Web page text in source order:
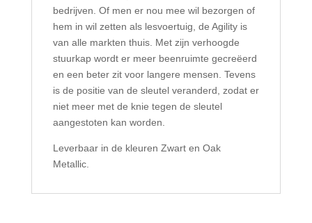
bedrijven. Of men er nou mee wil bezorgen of
hem in wil zetten als lesvoertuig, de Agility is
van alle markten thuis. Met zijn verhoogde
stuurkap wordt er meer beenruimte gecreëerd
en een beter zit voor langere mensen. Tevens
is de positie van de sleutel veranderd, zodat er
niet meer met de knie tegen de sleutel
aangestoten kan worden.
Leverbaar in de kleuren Zwart en Oak
Metallic.